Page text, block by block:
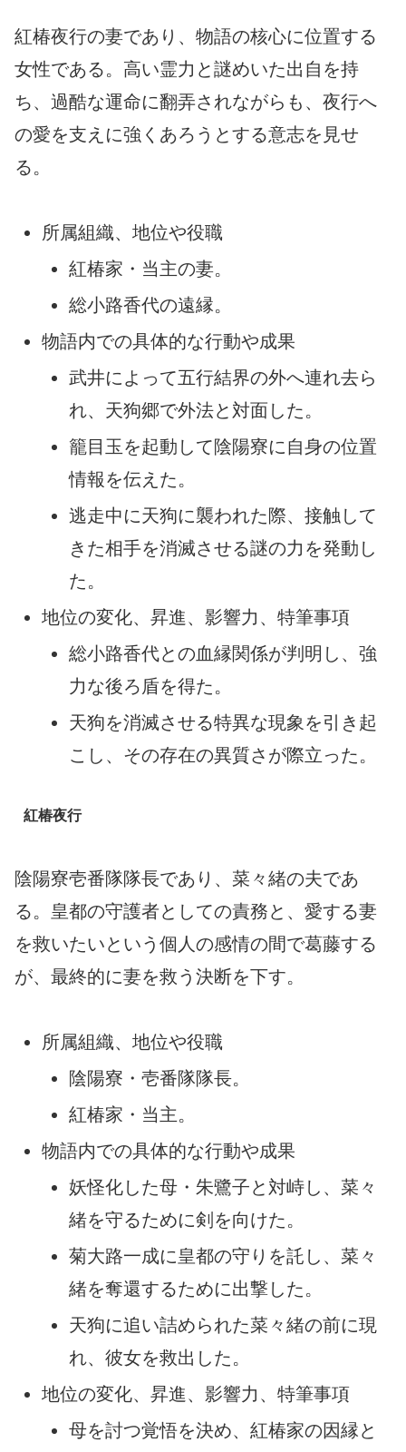
紅椿夜行の妻であり、物語の核心に位置する
女性である。高い霊力と謎めいた出自を持
ち、過酷な運命に翻弄されながらも、夜行へ
の愛を支えに強くあろうとする意志を見せ
る。
所属組織、地位や役職
紅椿家・当主の妻。
総小路香代の遠縁。
物語内での具体的な行動や成果
武井によって五行結界の外へ連れ去ら
れ、天狗郷で外法と対面した。
籠目玉を起動して陰陽寮に自身の位置
情報を伝えた。
逃走中に天狗に襲われた際、接触して
きた相手を消滅させる謎の力を発動し
た。
地位の変化、昇進、影響力、特筆事項
総小路香代との血縁関係が判明し、強
力な後ろ盾を得た。
天狗を消滅させる特異な現象を引き起
こし、その存在の異質さが際立った。
紅椿夜行
陰陽寮壱番隊隊長であり、菜々緒の夫であ
る。皇都の守護者としての責務と、愛する妻
を救いたいという個人の感情の間で葛藤する
が、最終的に妻を救う決断を下す。
所属組織、地位や役職
陰陽寮・壱番隊隊長。
紅椿家・当主。
物語内での具体的な行動や成果
妖怪化した母・朱鷺子と対峙し、菜々
緒を守るために剣を向けた。
菊大路一成に皇都の守りを託し、菜々
緒を奪還するために出撃した。
天狗に追い詰められた菜々緒の前に現
れ、彼女を救出した。
地位の変化、昇進、影響力、特筆事項
母を討つ覚悟を決め、紅椿家の因縁と